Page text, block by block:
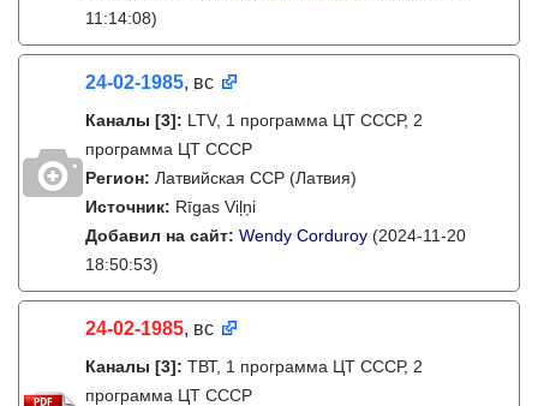
11:14:08)
24-02-1985, вс
Каналы [3]: LTV, 1 программа ЦТ СССР, 2
программа ЦТ СССР
Регион: Латвийская ССР (Латвия)
Источник: Rīgas Viļņi
Добавил на сайт: Wendy Corduroy (2024-11-20
18:50:53)
24-02-1985, вс
Каналы [3]: ТВТ, 1 программа ЦТ СССР, 2
программа ЦТ СССР